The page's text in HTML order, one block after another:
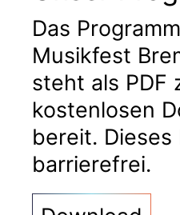
Das
Musikfest
steht als PDF
kostenlosen
bereit. Dieses
barrierefrei.